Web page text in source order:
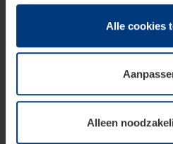
hun diensten hebben
Juridisch hebben wij het recht
van deze pagina's absoluut
soorten cookies is uw
toestemming kunt u op elk
wijzigen of herroepen.
Alle cookies
Alleen